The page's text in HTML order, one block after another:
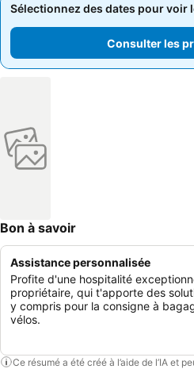
Sélectionnez des dates pour voir
Consulter
Sélectionnez des dates pour voir
Consulter les
Bon à savoir
Assistance personnalisée
Profite d'une hospitalité
propriétaire, qui t'apporte des
y compris pour la consigne à
vélos.
Ce résumé a été créé à l’aide de l’IA et